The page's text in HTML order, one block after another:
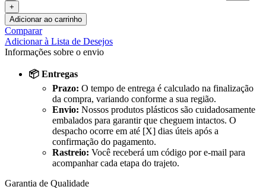
Adicionar ao carrinho
Comparar
Adicionar à Lista de Desejos
Informações sobre o envio
📦 Entregas
Prazo: O tempo de entrega é calculado na finalização
da compra, variando conforme a sua região.
Envio: Nossos produtos plásticos são cuidadosamente
embalados para garantir que cheguem intactos. O
despacho ocorre em até [X] dias úteis após a
confirmação do pagamento.
Rastreio: Você receberá um código por e-mail para
acompanhar cada etapa do trajeto.
Garantia de Qualidade